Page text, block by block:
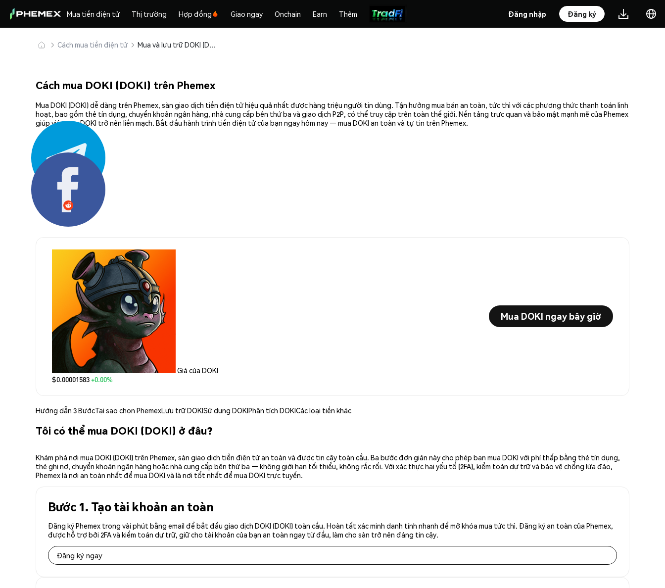
Mua tiền điện tử Thị trường Hợp đồng Giao ngay Onchain Earn Thêm Đăng nhập Đăng ký
Cách mua tiền điện tử Mua và lưu trữ DOKI (DOKI) an toàn
Cách mua DOKI (DOKI) trên Phemex
Mua DOKI (DOKI) dễ dàng trên Phemex, sàn giao dịch tiền điện tử hiệu quả nhất được hàng triệu người tin dùng. Tận hưởng mua bán an toàn, tức thì với các phương thức thanh toán linh
hoạt, bao gồm thẻ tín dụng, chuyển khoản ngân hàng, nhà cung cấp bên thứ ba và giao dịch P2P, có thể truy cập trên toàn thế giới. Nền tảng trực quan và bảo mật mạnh mẽ của Phemex
giúp việc mua DOKI trở nên liền mạch. Bắt đầu hành trình tiền điện tử của bạn ngay hôm nay — mua DOKI an toàn và tự tin trên Phemex.
Chia sẻ:
Giá của DOKI
$0.00001583+0.00%
Mua DOKI ngay bây giờ
Hướng dẫn 3 BướcTại sao chọn PhemexLưu trữ DOKISử dụng DOKIPhân tích DOKICác loại tiền khác
Tôi có thể mua DOKI (DOKI) ở đâu?
Khám phá nơi mua DOKI (DOKI) trên Phemex, sàn giao dịch tiền điện tử an toàn và được tin cậy toàn cầu. Ba bước đơn giản này cho phép bạn mua DOKI với phí thấp bằng thẻ tín dụng,
thẻ ghi nợ, chuyển khoản ngân hàng hoặc nhà cung cấp bên thứ ba — không giới hạn tối thiểu, không rắc rối. Với xác thực hai yếu tố (2FA), kiểm toán dự trữ và bảo vệ chống lừa đảo,
Phemex là nơi an toàn nhất để mua DOKI và là nơi tốt nhất để mua DOKI trực tuyến.
Bước 1. Tạo tài khoản an toàn
Đăng ký Phemex trong vài phút bằng email để bắt đầu giao dịch DOKI (DOKI) toàn cầu. Hoàn tất xác minh danh tính nhanh để mở khóa mua tức thì. Đăng ký an toàn của Phemex,
được hỗ trợ bởi 2FA và kiểm toán dự trữ, giữ cho tài khoản của bạn an toàn ngay từ đầu, làm cho sàn trở nên đáng tin cậy.
Đăng ký ngay